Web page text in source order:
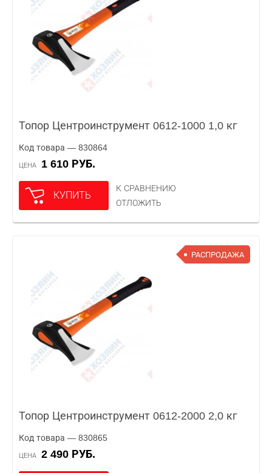
Топор Центроинструмент 0612-1000 1,0 кг
Код товара — 830864
ЦЕНА 1 610 РУБ.
КУПИТЬ
К СРАВНЕНИЮ
ОТЛОЖИТЬ
РАСПРОДАЖА
Топор Центроинструмент 0612-2000 2,0 кг
Код товара — 830865
ЦЕНА 2 490 РУБ.